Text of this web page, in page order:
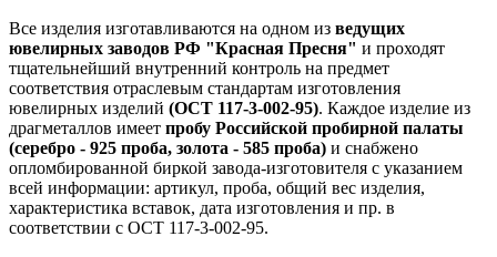
Все изделия изготавливаются на одном из ведущих
ювелирных заводов РФ "Красная Пресня" и проходят
тщательнейший внутренний контроль на предмет
соответствия отраслевым стандартам изготовления
ювелирных изделий (ОСТ 117-3-002-95). Каждое изделие из
драгметаллов имеет пробу Российской пробирной палаты
(серебро - 925 проба, золота - 585 проба) и снабжено
опломбированной биркой завода-изготовителя с указанием
всей информации: артикул, проба, общий вес изделия,
характеристика вставок, дата изготовления и пр. в
соответствии с ОСТ 117-3-002-95.